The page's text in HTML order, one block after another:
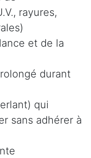
rayures,
et de la
durant
qui
sans adhérer à